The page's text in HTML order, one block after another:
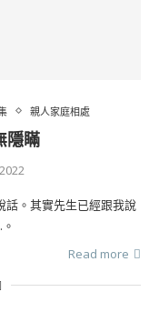
親人家庭相處
隱瞞
話。其實先生已經跟我說
Read more